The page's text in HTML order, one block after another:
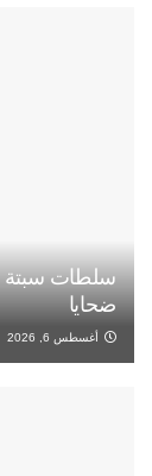
ضحايا
أغسطس 6, 2026